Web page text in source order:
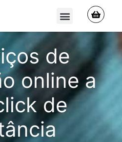
de
online a
de